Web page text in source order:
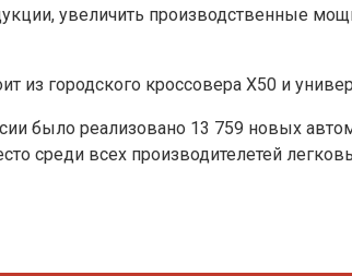
увеличить производственные
из городского кроссовера X50 и
было реализовано 13 759 новых
среди всех производителетей